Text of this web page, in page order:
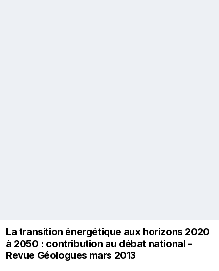
La transition énergétique aux horizons 2020
à 2050 : contribution au débat national -
Revue Géologues mars 2013